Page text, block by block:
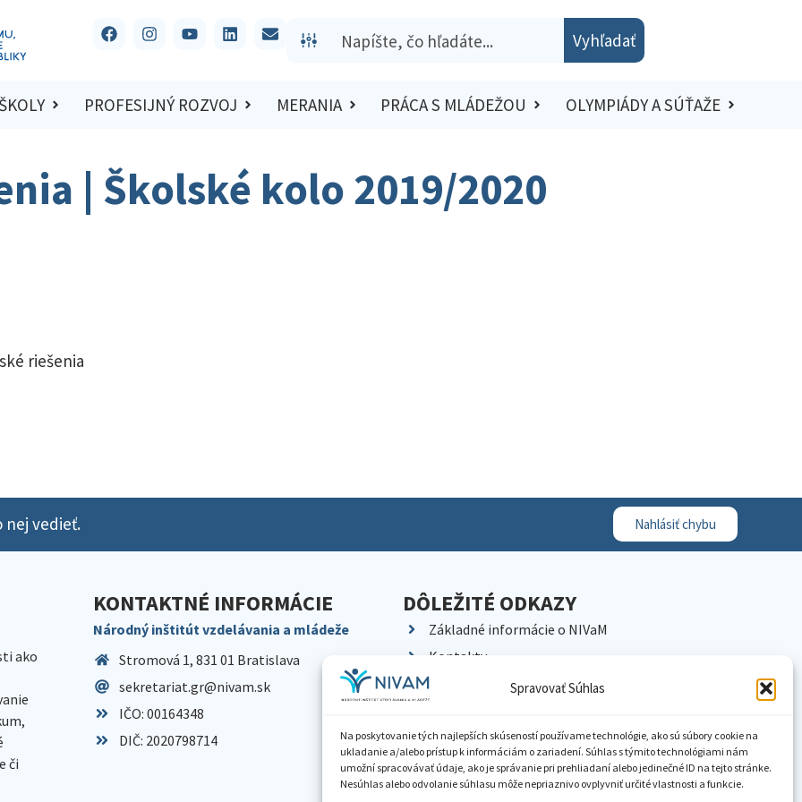
Spravovať Súhlas
Na poskytovanie tých najlepších skúseností používame technológie, ako sú súbory cookie na
ukladanie a/alebo prístup k informáciám o zariadení. Súhlas s týmito technológiami nám
umožní spracovávať údaje, ako je správanie pri prehliadaní alebo jedinečné ID na tejto stránke.
Nesúhlas alebo odvolanie súhlasu môže nepriaznivo ovplyvniť určité vlastnosti a funkcie.
Vyhľadať
PROFESIJNÝ ROZVOJ MERANIA PRÁCA S MLÁDEŽOU OLYMPIÁDY A SÚŤAŽE
| Školské kolo 2019/2020
riešenia
nej vedieť. Nahlásiť chybu
ako
či
KONTAKTNÉ INFORMÁCIE
Národný inštitút vzdelávania a mládeže
Stromová 1, 831 01 Bratislava
sekretariat.gr@nivam.sk
IČO: 00164348
DIČ: 2020798714
DÔLEŽITÉ ODKAZY
Základné informácie o NIVaM
Kontakty
Kariéra
Pracoviská NIVaM
Dokumenty inštitúcie
Knižnica